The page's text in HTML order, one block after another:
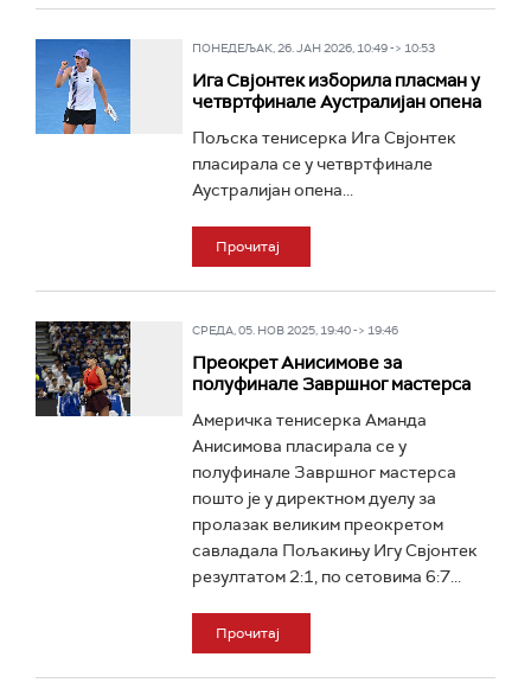
ПОНЕДЕЉАК, 26. ЈАН 2026, 10:49 -> 10:53
Ига Свјонтек изборила пласман у
четвртфинале Аустралијан опена
Пољска тенисерка Ига Свјонтек
пласирала се у четвртфинале
Аустралијан опена...
Прочитај
СРЕДА, 05. НОВ 2025, 19:40 -> 19:46
Преокрет Анисимове за
полуфинале Завршног мастерса
Америчка тенисерка Аманда
Анисимова пласирала се у
полуфинале Завршног мастерса
пошто је у директном дуелу за
пролазак великим преокретом
савладала Пољакињу Игу Свјонтек
резултатом 2:1, по сетовима 6:7...
Прочитај